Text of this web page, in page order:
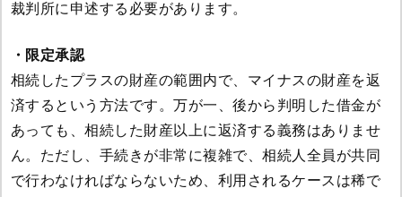
裁判所に申述する必要があります。
・限定承認
相続したプラスの財産の範囲内で、マイナスの財産を返
済するという方法です。万が一、後から判明した借金が
あっても、相続した財産以上に返済する義務はありませ
ん。ただし、手続きが非常に複雑で、相続人全員が共同
で行わなければならないため、利用されるケースは稀で